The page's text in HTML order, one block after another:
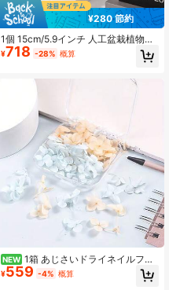
¥280 節約
1個 15cm/5.9インチ 人工盆栽植物、
盆栽の木、ランドスケープツリー、
ローズパイン、日本の松、ウェディ
ーション、ウェディング、卒業、ガ
ーデン、バレンタインデー、新年、
イースター、通年使用可、箱入り包
¥718 -28% 概算
NEW 1箱 あじさいドライネイルフラ
ワー、ネイルステッカー、ボックス
入りクラフト、カラフルな小さなド
¥559 -4% 概算